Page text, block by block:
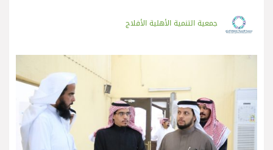
جمعية التنمية الأهلية الأفلاج